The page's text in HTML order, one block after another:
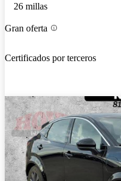
26 millas
Gran oferta
Certificados por terceros